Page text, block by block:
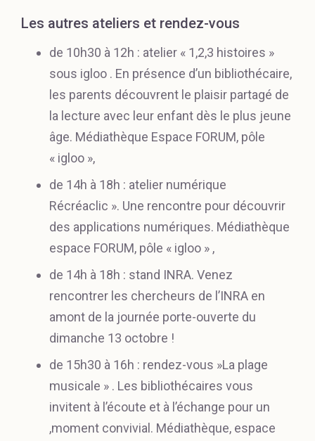
Les autres ateliers et rendez-vous
de 10h30 à 12h : atelier « 1,2,3 histoires »
sous igloo . En présence d’un bibliothécaire,
les parents découvrent le plaisir partagé de
la lecture avec leur enfant dès le plus jeune
âge. Médiathèque Espace FORUM, pôle
« igloo »,
de 14h à 18h : atelier numérique
Récréaclic ». Une rencontre pour découvrir
des applications numériques. Médiathèque
espace FORUM, pôle « igloo » ,
de 14h à 18h : stand INRA. Venez
rencontrer les chercheurs de l’INRA en
amont de la journée porte-ouverte du
dimanche 13 octobre !
de 15h30 à 16h : rendez-vous »La plage
musicale » . Les bibliothécaires vous
invitent à l’écoute et à l’échange pour un
,moment convivial. Médiathèque, espace